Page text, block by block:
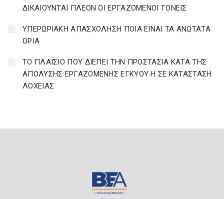
ΔΙΚΑΙΟΥΝΤΑΙ ΠΛΕΟΝ ΟΙ ΕΡΓΑΖΟΜΕΝΟΙ ΓΟΝΕΙΣ
ΥΠΕΡΩΡΙΑΚΗ ΑΠΑΣΧΟΛΗΣΗ ΠΟΙΑ ΕΙΝΑΙ ΤΑ ΑΝΩΤΑΤΑ
ΟΡΙΑ
ΤΟ ΠΛΑΙΣΙΟ ΠΟΥ ΔΙΕΠΕΙ ΤΗΝ ΠΡΟΣΤΑΣΙΑ ΚΑΤΑ ΤΗΣ
ΑΠΟΛΥΣΗΣ ΕΡΓΑΖΟΜΕΝΗΣ ΕΓΚΥΟΥ Η ΣΕ ΚΑΤΑΣΤΑΣΗ
ΛΟΧΕΙΑΣ